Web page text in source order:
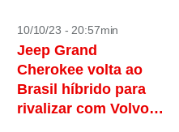
10/10/23 - 20:57min
Jeep Grand
Cherokee volta ao
Brasil híbrido para
rivalizar com Volvo